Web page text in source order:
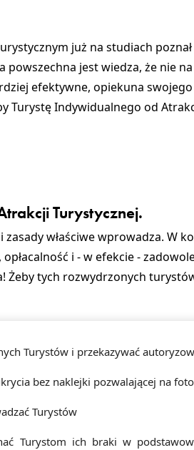
już na studiach
jest wiedza, że nie
efektywne, opiekuna
Turystę Indywidualnego od
Turystycznej.
właściwe wprowadza. W
i - w efekcie -
Żeby tych rozwydrzonych
Turystów i przekazywać
bez naklejki pozwalającej na
Turystów
Turystom ich braki w